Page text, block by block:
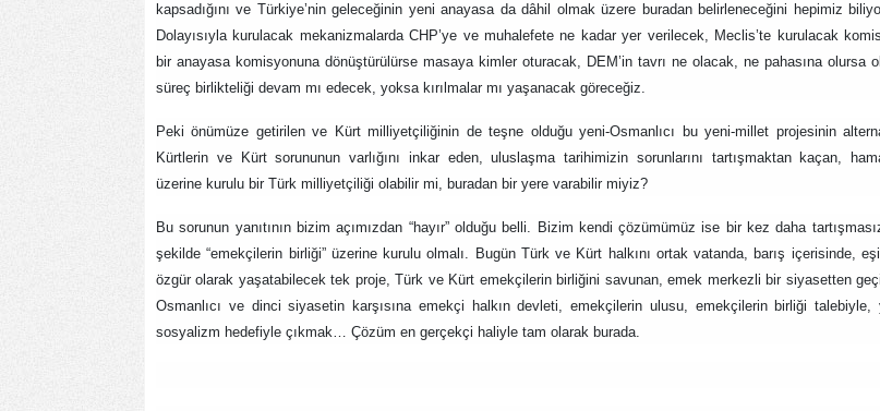
kapsadığını ve Türkiye’nin geleceğinin yeni anayasa da dâhil olmak üzere buradan belirleneceğini hepimiz
Dolayısıyla kurulacak mekanizmalarda CHP’ye ve muhalefete ne kadar yer verilecek, Meclis’te kurulacak
bir anayasa komisyonuna dönüştürülürse masaya kimler oturacak, DEM’in tavrı ne olacak, ne pahasına olursa
süreç birlikteliği devam mı edecek, yoksa kırılmalar mı yaşanacak göreceğiz.
Peki önümüze getirilen ve Kürt milliyetçiliğinin de teşne olduğu yeni-Osmanlıcı bu yeni-millet projesinin
Kürtlerin ve Kürt sorununun varlığını inkar eden, uluslaşma tarihimizin sorunlarını tartışmaktan kaçan,
üzerine kurulu bir Türk milliyetçiliği olabilir mi, buradan bir yere varabilir miyiz?
Bu sorunun yanıtının bizim açımızdan “hayır” olduğu belli. Bizim kendi çözümümüz ise bir kez daha
şekilde “emekçilerin birliği” üzerine kurulu olmalı. Bugün Türk ve Kürt halkını ortak vatanda, barış içerisinde,
özgür olarak yaşatabilecek tek proje, Türk ve Kürt emekçilerin birliğini savunan, emek merkezli bir siyasetten
Osmanlıcı ve dinci siyasetin karşısına emekçi halkın devleti, emekçilerin ulusu, emekçilerin birliği talebiyle,
sosyalizm hedefiyle çıkmak… Çözüm en gerçekçi haliyle tam olarak burada.